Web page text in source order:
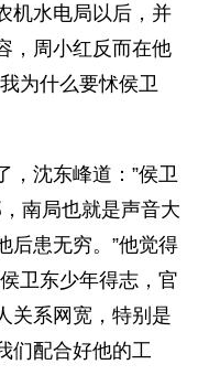
机水电局以后，并
，周小红反而在他
为什么要怵侯卫
，沈东峰道：”侯卫
南局也就是声音大
后患无穷。”他觉得
卫东少年得志，官
关系网宽，特别是
们配合好他的工